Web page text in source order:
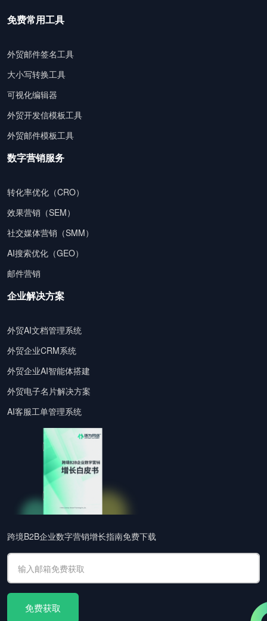
免费常用工具
外贸邮件签名工具
大小写转换工具
可视化编辑器
外贸开发信模板工具
外贸邮件模板工具
数字营销服务
转化率优化（CRO）
效果营销（SEM）
社交媒体营销（SMM）
AI搜索优化（GEO）
邮件营销
企业解决方案
外贸AI文档管理系统
外贸企业CRM系统
外贸企业AI智能体搭建
外贸电子名片解决方案
AI客服工单管理系统
跨境B2B企业数字营销增长指南免费下载